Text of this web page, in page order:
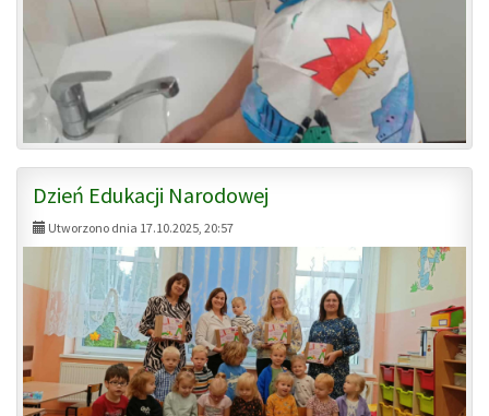
Dzień Edukacji Narodowej
Utworzono dnia 17.10.2025, 20:57